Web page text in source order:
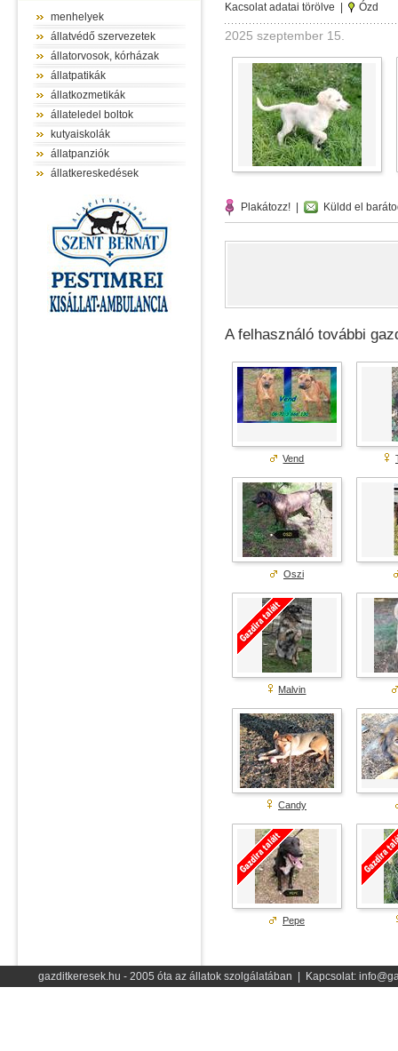
menhelyek
állatvédő szervezetek
állatorvosok, kórházak
állatpatikák
állatkozmetikák
állateledel boltok
kutyaiskolák
állatpanziók
állatkereskedések
Kacsolat adatai törölve | Ózd
2025 szeptember 15.
Plakátozz! Küldd el
A felhasználó további
Vend
Oszi
Malvin
Candy
Pepe
gazditkeresek.hu - 2005 óta az állatok szolgálatában | Kapcsolat: